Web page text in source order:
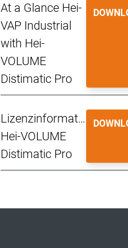
At a Glance Hei-
VAP Industrial
with Hei-
VOLUME
Distimatic Pro
Lizenzinformationen
Hei-VOLUME
Distimatic Pro